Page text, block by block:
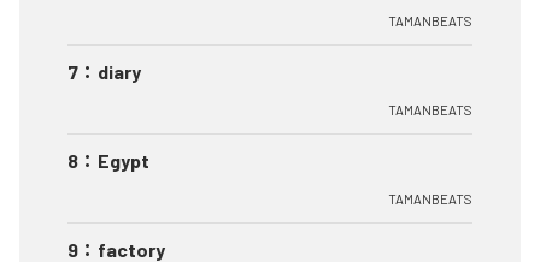
TAMANBEATS
7 ： diary
TAMANBEATS
8 ： Egypt
TAMANBEATS
9 ： factory